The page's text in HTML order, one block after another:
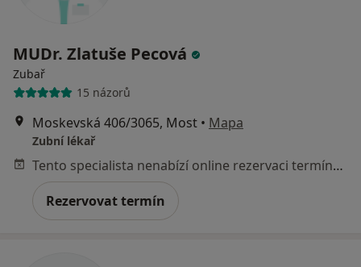
MUDr. Zlatuše Pecová
Zubař
15 názorů
Moskevská 406/3065, Most • Mapa
Zubní lékař
Tento specialista nenabízí online rezervaci termínu na této adrese.
Rezervovat termín